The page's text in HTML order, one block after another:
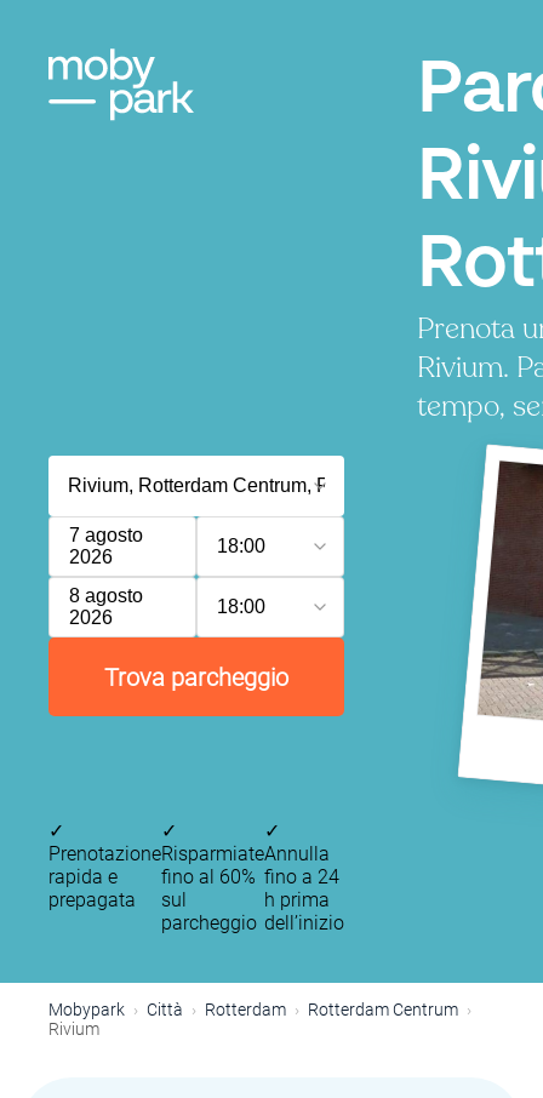
Prenota
Rivium.
tempo,
7 agosto
2026
18:00
8 agosto
2026
18:00
Trova parcheggio
✓
Prenotazione
rapida e
prepagata
✓
Risparmiate
fino al 60%
sul
parcheggio
✓
Annulla
fino a 24
h prima
dell’inizio
Mobypark Città Rotterdam
Rotterdam Centrum
Rivium